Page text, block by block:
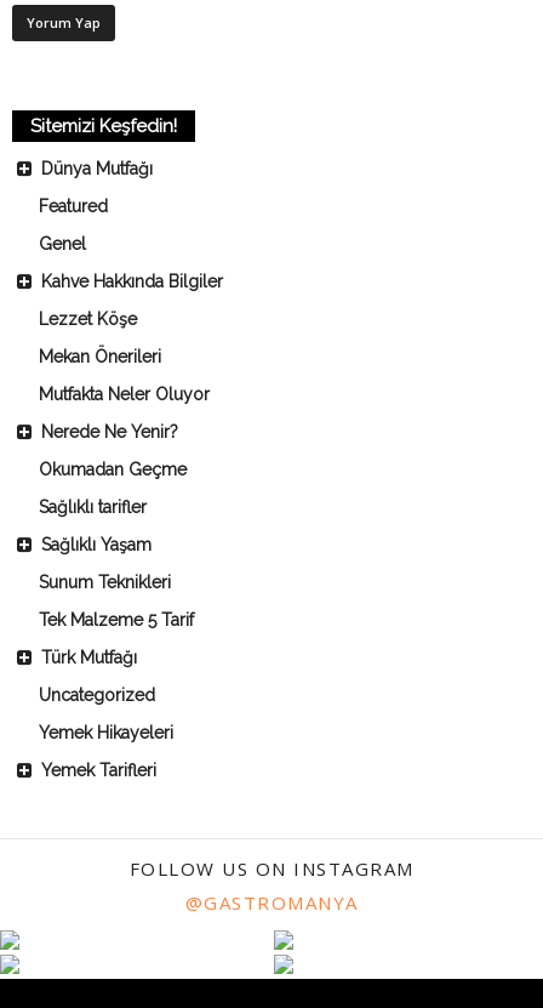
Sitemizi Keşfedin!
Dünya Mutfağı
Featured
Genel
Kahve Hakkında Bilgiler
Lezzet Köşe
Mekan Önerileri
Mutfakta Neler Oluyor
Nerede Ne Yenir?
Okumadan Geçme
Sağlıklı tarifler
Sağlıklı Yaşam
Sunum Teknikleri
Tek Malzeme 5 Tarif
Türk Mutfağı
Uncategorized
Yemek Hikayeleri
Yemek Tarifleri
FOLLOW US ON INSTAGRAM
@GASTROMANYA